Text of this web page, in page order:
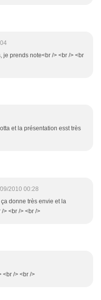
je prends note<br /> <br /> <br
et la présentation esst très
2010 00:28
donne très envie et la
> <br /> <br />
<br /> <br />